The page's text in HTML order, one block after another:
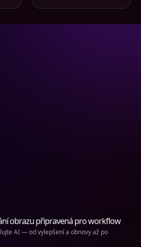
obrazu připravená pro workflow
AI — od vylepšení a obnovy až po